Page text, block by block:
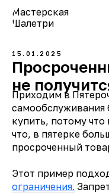
Мастерская
Шалетри
15.01.2025
не
Приходим в
самообслуживания
купить, потому что
что, в пятерке
просроченный
Этот пример
ограничения.